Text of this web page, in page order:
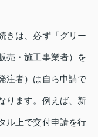
きは、必ず「グリー
売・施工事業者）を
注者）は自ら申請で
ります。例えば、新
ル上で交付申請を行